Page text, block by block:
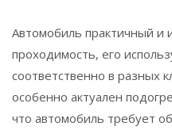
Автомобиль практичный
проходимость, его
соответственно в разных
особенно актуален
что автомобиль требует